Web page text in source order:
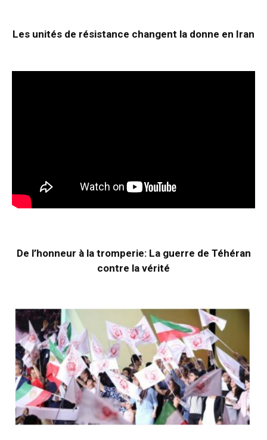
Les unités de résistance changent la donne en Iran
De l’honneur à la tromperie: La guerre de Téhéran
contre la vérité